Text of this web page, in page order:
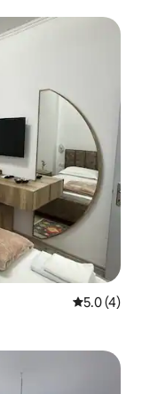
5 ರಲ್ಲಿ 5.0
5.0 (4)